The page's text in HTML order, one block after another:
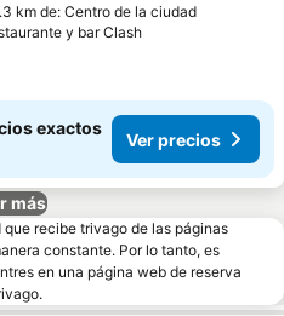
km de: Centro de la ciudad
y bar ClashVer precios
exactos
Ver precios
más
recibe trivago de las páginas
constante. Por lo tanto, es
en una página web de reserva